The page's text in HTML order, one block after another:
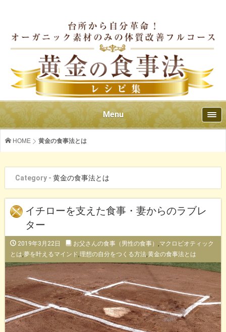
Menu
HOME 黄金の食事法とは
Category - 黄金の食事法とは
イチローを支えた食事・妻からのラブレ
ター
2019年3月22日 お父さんの食事（男性の食事）
マクロビオティック
とは 夢を叶えるマインド 理想の自分をつくる方法 黄金の食事法とは